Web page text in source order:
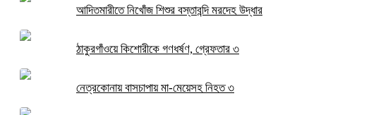
আদিতমারীতে নিখোঁজ শিশুর বস্তাবন্দি মরদেহ উদ্ধার
ঠাকুরগাঁওয়ে কিশোরীকে গণধর্ষণ, গ্রেফতার ৩
নেত্রকোনায় বাসচাপায় মা-মেয়েসহ নিহত ৩